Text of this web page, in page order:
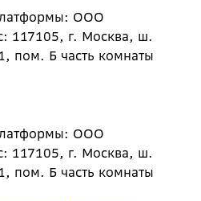
ООО
117105, г. Москва, ш.
пом. Б часть комнаты
ООО
117105, г. Москва, ш.
пом. Б часть комнаты